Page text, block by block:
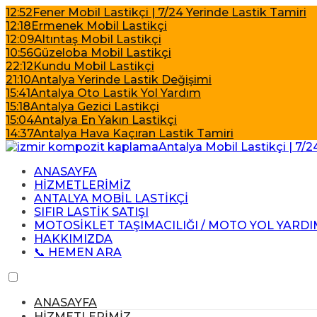
12:52Fener Mobil Lastikçi | 7/24 Yerinde Lastik Tamiri
12:18Ermenek Mobil Lastikçi
12:09Altıntaş Mobil Lastikçi
10:56Güzeloba Mobil Lastikçi
22:12Kundu Mobil Lastikçi
21:10Antalya Yerinde Lastik Değişimi
15:41Antalya Oto Lastik Yol Yardım
15:18Antalya Gezici Lastikçi
15:04Antalya En Yakın Lastikçi
14:37Antalya Hava Kaçıran Lastik Tamiri
ANASAYFA
HİZMETLERİMİZ
ANTALYA MOBİL LASTİKÇİ
SIFIR LASTİK SATIŞI
MOTOSİKLET TAŞIMACILIĞI / MOTO YOL
HAKKIMIZDA
📞 HEMEN ARA
ANASAYFA